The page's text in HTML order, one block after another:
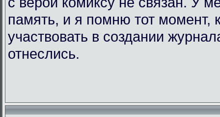
память, и я помню тот момент,
участвовать в создании
отнеслись.